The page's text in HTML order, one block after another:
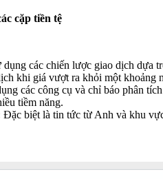
cặp tiền tệ
dụng các chiến lược giao dịch dựa
khi giá vượt ra khỏi một khoảng
các công cụ và chỉ báo phân
tiềm năng.
Đặc biệt là tin tức từ Anh và khu